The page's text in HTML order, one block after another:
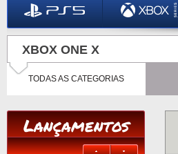
XBOX ONE X
TODAS AS CATEGORIAS
Lançamentos